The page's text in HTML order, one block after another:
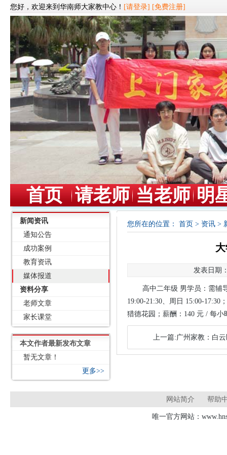
您好，欢迎来到华南师大家教中心！ [请登录] [免费注册]
首页 请老师 当老师 明
新闻资讯
通知公告
成功案例
教育资讯
媒体报道
资料分享
老师文章
家长课堂
本文作者最新发布文章
暂无文章！
更多>>
您所在的位置： 首页 > 资讯 >
发表日期
高中二年级 男学员：需辅
19:00-21:30、周日 15:00-
猎德花园；薪酬：140 元 / 每小
上一篇:广州家教：白
网站简介 帮助
唯一官方网站：